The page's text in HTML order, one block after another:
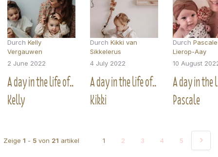
Durch Kelly
Vergauwen
2 June 2022
A day in the life of..
Kelly
Durch Kikki van
Sikkelerus
4 July 2022
A day in the life of..
Kikki
Durch
Lierop-Aay
10 August
A day in
Pascale
Zeige 1 - 5 von 21 artikel 1 2 3 4 5